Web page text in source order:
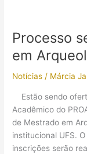
Processo
em
Notícias / Márcia
Estão sendo
Acadêmico do
de Mestrado em
institucional UFS.
inscrições serão